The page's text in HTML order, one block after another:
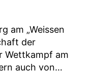
am „Weissen
der
Wettkampf am
auch von…